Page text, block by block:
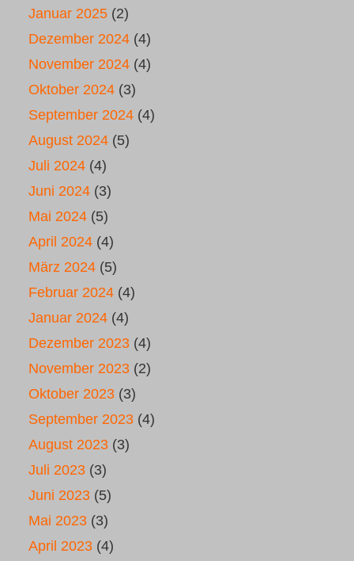
Januar 2025 (2)
Dezember 2024 (4)
November 2024 (4)
Oktober 2024 (3)
September 2024 (4)
August 2024 (5)
Juli 2024 (4)
Juni 2024 (3)
Mai 2024 (5)
April 2024 (4)
März 2024 (5)
Februar 2024 (4)
Januar 2024 (4)
Dezember 2023 (4)
November 2023 (2)
Oktober 2023 (3)
September 2023 (4)
August 2023 (3)
Juli 2023 (3)
Juni 2023 (5)
Mai 2023 (3)
April 2023 (4)